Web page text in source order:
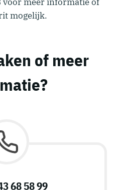
mogelijk.
of meer
68 58 99